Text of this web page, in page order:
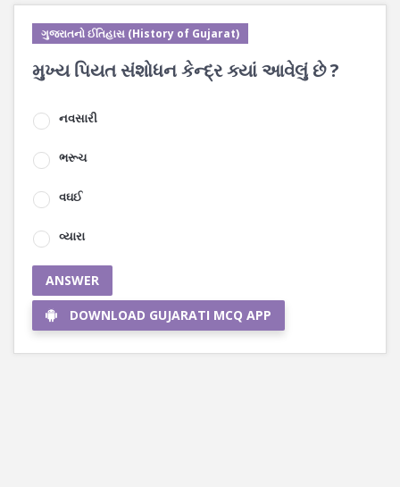
ગુજરાતનો ઈતિહાસ (History of Gujarat)
મુખ્ય પિયત સંશોધન કેન્દ્ર ક્યાં આવેલું છે ?
નવસારી
ભરૂચ
વઘઈ
વ્યારા
ANSWER
DOWNLOAD GUJARATI MCQ APP